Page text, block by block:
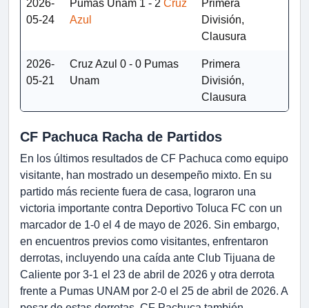
2026-
05-24
Pumas Unam 1 - 2 Cruz
Azul
Primera
División,
Clausura
2026-
05-21
Cruz Azul 0 - 0 Pumas
Unam
Primera
División,
Clausura
CF Pachuca Racha de Partidos
En los últimos resultados de CF Pachuca como equipo
visitante, han mostrado un desempeño mixto. En su
partido más reciente fuera de casa, lograron una
victoria importante contra Deportivo Toluca FC con un
marcador de 1-0 el 4 de mayo de 2026. Sin embargo,
en encuentros previos como visitantes, enfrentaron
derrotas, incluyendo una caída ante Club Tijuana de
Caliente por 3-1 el 23 de abril de 2026 y otra derrota
frente a Pumas UNAM por 2-0 el 25 de abril de 2026. A